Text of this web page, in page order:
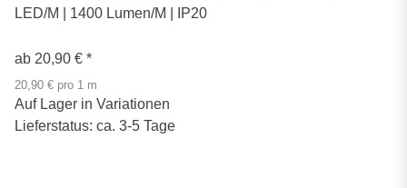
LED/M | 1400 Lumen/M | IP20
ab 20,90 € *
20,90 € pro 1 m
Auf Lager in Variationen
Lieferstatus: ca. 3-5 Tage